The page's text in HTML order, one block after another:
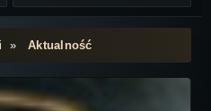
»Aktualność